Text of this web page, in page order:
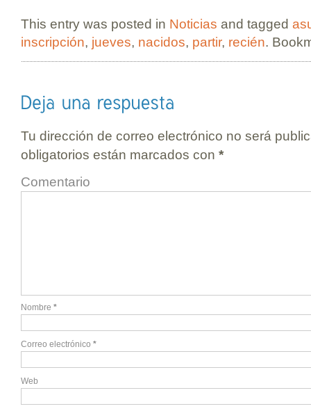
This entry was posted in Noticias and tagged
inscripción, jueves, nacidos, partir, recién.
Tu dirección de correo electrónico no será
obligatorios están marcados con *
Comentario
Nombre *
Correo electrónico *
Web